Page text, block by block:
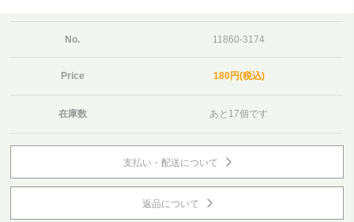
No. 11860-3174
Price 180円(税込)
在庫数 あと17個です
支払い・配送について
返品について